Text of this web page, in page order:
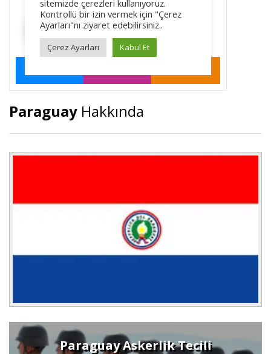
Paraguay Hakkında
Paraguay Askerlik Tecili